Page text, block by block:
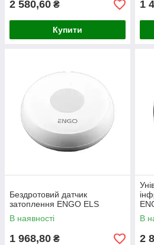
2 580,60 ₴
Купити
1
Бездротовий датчик
затоплення ENGO ELS
В наявності
1 968,80 ₴
В
2